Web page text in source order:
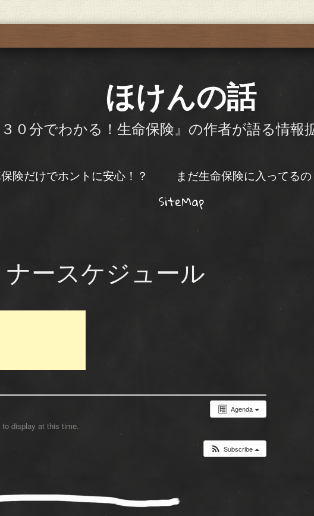
ほけんの話
３０分でわかる！生命保険』の作者が語る情報
険だけでホントに安心！？
まだ生命保険に入ってる
SiteMap
ースケジュール
Agenda
display at this time.
Subscribe